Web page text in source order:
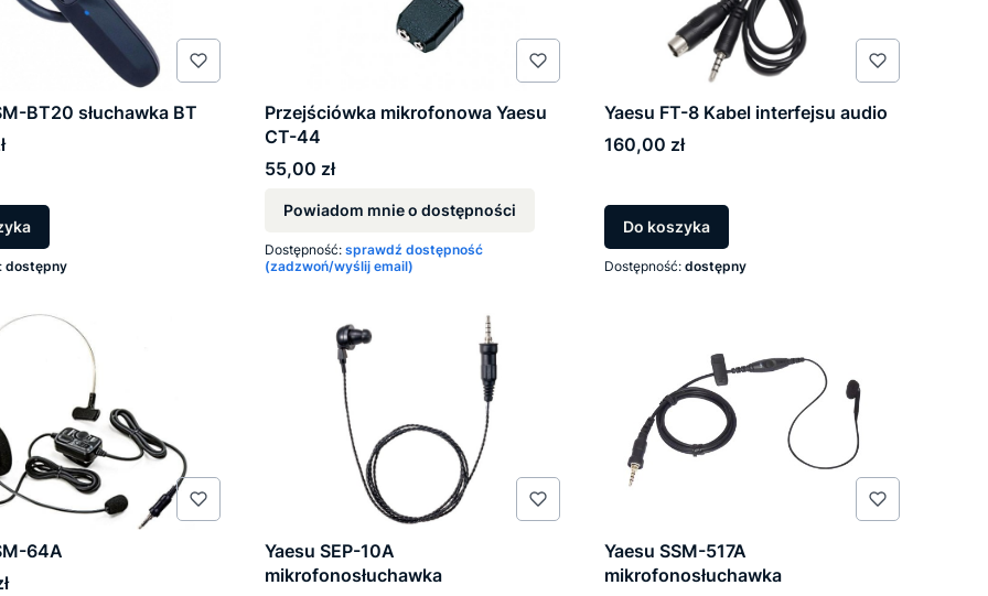
BT20 słuchawka BT
dostępny
Przejściówka mikrofonowa Yaesu
CT-44
Cena
55,00 zł
Powiadom mnie o dostępności
Dostępność: sprawdź dostępność
(zadzwoń/wyślij email)
Yaesu FT-8 Kabel interfejsu audio
Cena
160,00 zł
Do koszyka
Dostępność: dostępny
64A
Yaesu SEP-10A
mikrofonosłuchawka
Yaesu SSM-517A
mikrofonosłuchawka